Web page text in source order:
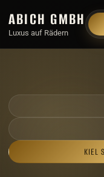
ABICH GMBH
Luxus auf Rädern
KIEL